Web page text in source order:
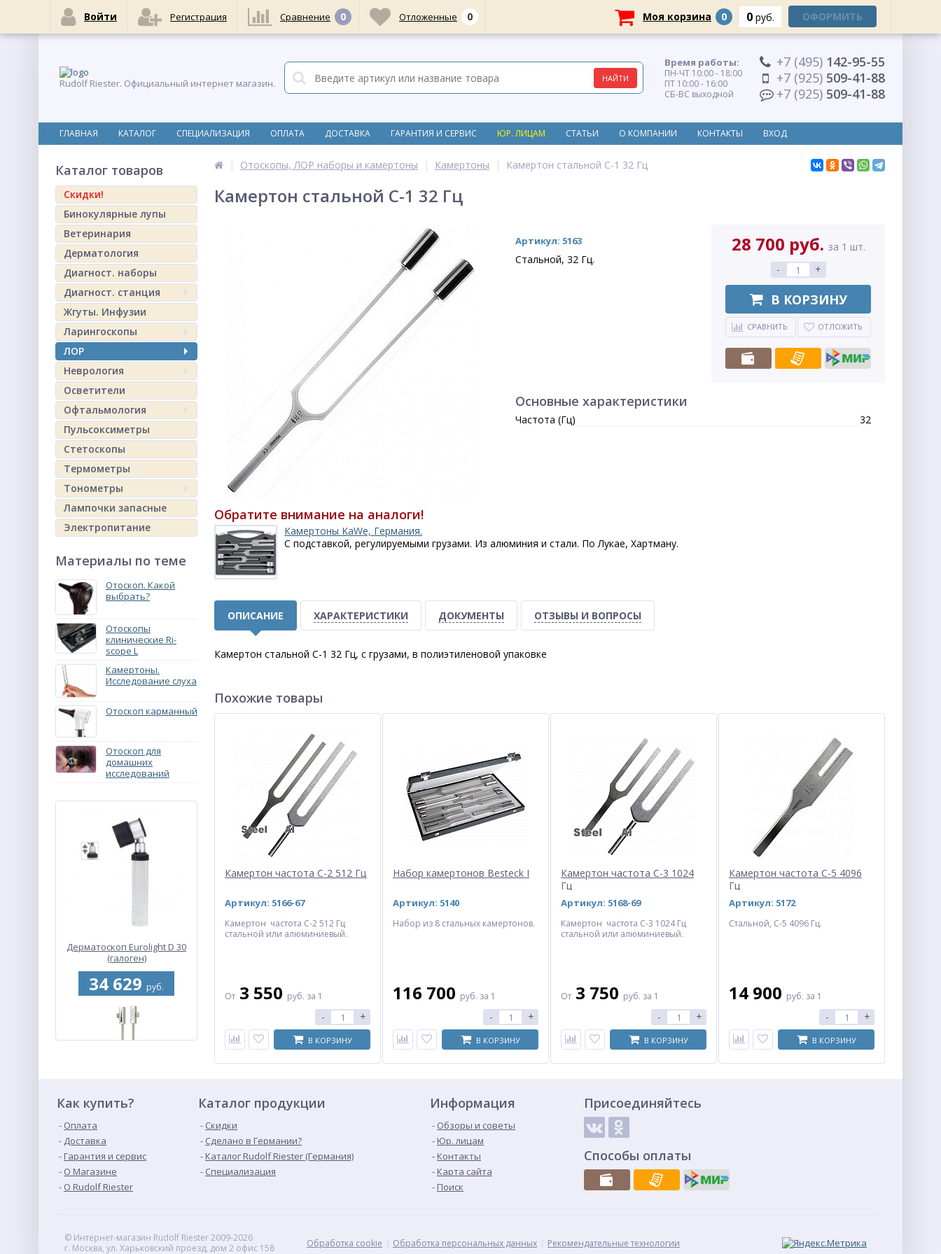
Rudolf Riester. Официальный интернет магазин.
Время работы:
ПН-ЧТ 10:00 - 18:00
ПТ 10:00 - 16:00
СБ-ВС выходной
+7 (495) 142-95-55
+7 (925) 509-41-88
+7 (925) 509-41-88
ГЛАВНАЯ КАТАЛОГ СПЕЦИАЛИЗАЦИЯ ОПЛАТА ДОСТАВКА ГАРАНТИЯ И СЕРВИС ЮР. ЛИЦАМ СТАТЬИ О КОМПАНИИ КОНТАКТЫ ВХОД
Каталог товаров
Скидки!
Бинокулярные лупы
Ветеринария
Дерматология
Диагност. наборы
Диагност. станция
Жгуты. Инфузии
Ларингоскопы
ЛОР
Неврология
Осветители
Офтальмология
Пульсоксиметры
Стетоскопы
Термометры
Тонометры
Лампочки запасные
Электропитание
Материалы по теме
Отоскоп. Какой
выбрать?
Отоскопы
клинические Ri-
scope L
Камертоны.
Исследование слуха
Отоскоп карманный
Отоскоп для
домашних
исследований
Дерматоскоп Eurolight D 30
(галоген)
34 629 руб.
Градуированный
камертон Rydel-Seiffer C64
Гц/ C128 Гц
14 076
Отоскопы, ЛОР наборы и камертоны Камертоны Камертон стальной C-1 32 Гц
Камертон стальной C-1 32 Гц
Артикул: 5163
Стальной, 32 Гц.
28 700 руб. за 1 шт.
-
+
В КОРЗИНУ
СРАВНИТЬ ОТЛОЖИТЬ
Основные характеристики
Частота (Гц) 32
Обратите внимание на аналоги!
Камертоны KaWe, Германия.
С подставкой, регулируемыми грузами. Из алюминия и стали. По Лукае, Хартману.
ОПИСАНИЕ ХАРАКТЕРИСТИКИ ДОКУМЕНТЫ ОТЗЫВЫ И ВОПРОСЫ
Камертон стальной C-1 32 Гц, с грузами, в полиэтиленовой упаковке
Похожие товары
Камертон частота С-2 512 Гц
Артикул: 5166-67
Камертон частота С-2 512 Гц
стальной или алюминиевый.
От 3 550 руб. за 1
- +
В КОРЗИНУ
Набор камертонов Besteck I
Артикул: 5140
Набор из 8 стальных камертонов.
116 700 руб. за 1
- +
В КОРЗИНУ
Камертон частота С-3 1024
Гц
Артикул: 5168-69
Камертон частота С-3 1024 Гц
стальной или алюминиевый.
От 3 750 руб. за 1
- +
В КОРЗИНУ
Камертон частота С-5 4096
Гц
Артикул: 5172
Стальной, С-5 4096 Гц.
14 900 руб. за 1
- +
В КОРЗИНУ
Как купить?
Оплата
Доставка
Гарантия и сервис
О Магазине
О Rudolf Riester
Каталог продукции
Скидки
Сделано в Германии?
Каталог Rudolf Riester (Германия)
Специализация
Информация
Обзоры и советы
Юр. лицам
Контакты
Карта сайта
Поиск
Присоединяйтесь
Способы оплаты
© Интернет-магазин Rudolf Riester 2009-2026
г. Москва, ул. Харьковский проезд, дом 2 офис 158
Обработка cookie Обработка персональных данных Рекомендательные технологии
Войти Регистрация Сравнение 0 Отложенные 0 Моя корзина 0 0 руб. ОФОРМИТЬ